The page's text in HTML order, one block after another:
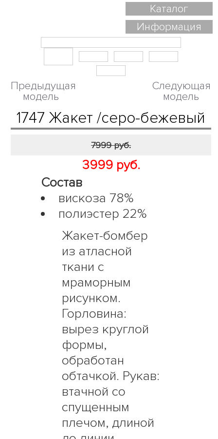
Каталог
Информация
Предыдущая
модель
Следующая
модель
1747 Жакет /серо-бежевый
7999 руб.
3999 руб.
Состав
вискоза 78%
полиэстер 22%
Жакет-бомбер
из атласной
ткани с
мраморным
рисунком.
Горловина:
вырез круглой
формы,
обработан
обтачкой. Рукав:
втачной со
спущенным
плечом, длиной